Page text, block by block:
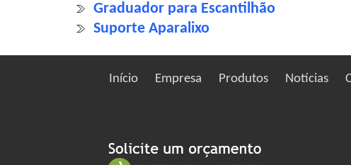
Graduador para Escantilhão
Suporte Aparalixo
Início Empresa Produtos Notícias